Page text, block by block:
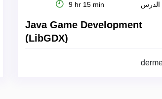
9 hr 15 min
Java Game Development
(LibGDX)